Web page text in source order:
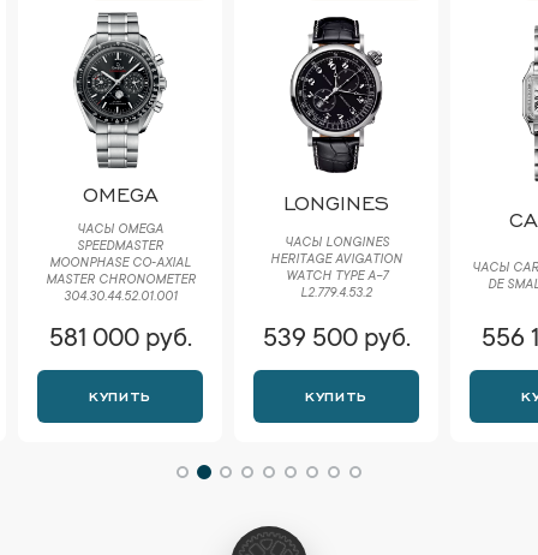
OMEGA
ЧАСЫ OMEGA
SPEEDMASTER
MOONPHASE CO‑AXIAL
MASTER CHRONOMETER
304.30.44.52.01.001
581 000 руб.
КУПИТЬ
LONGINES
ЧАСЫ LONGINES
HERITAGE AVIGATION
WATCH TYPE A-7
L2.779.4.53.2
539 500 руб.
КУПИТЬ
ЧАСЫ
DE
556